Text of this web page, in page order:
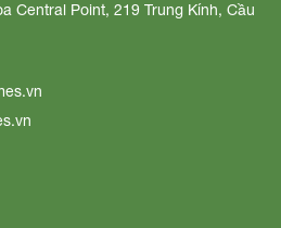
Central Point, 219 Trung Kính, Cầu